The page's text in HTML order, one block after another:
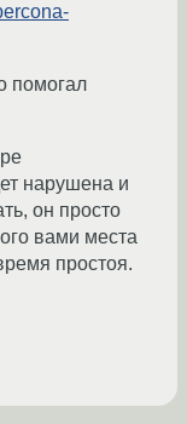
помогал
нарушена и
он просто
вами места
простоя.